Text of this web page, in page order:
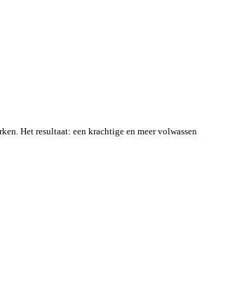
Het resultaat: een krachtige en meer volwassen